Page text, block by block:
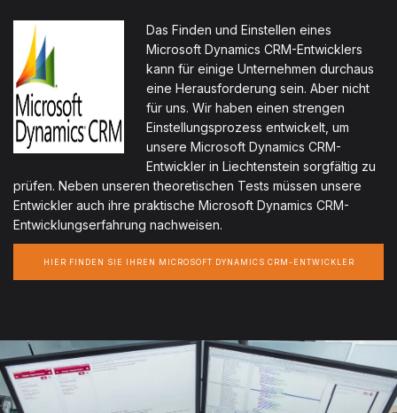
Das Finden und Einstellen eines
Microsoft Dynamics CRM-Entwicklers
kann für einige Unternehmen durchaus
eine Herausforderung sein. Aber nicht
für uns. Wir haben einen strengen
Einstellungsprozess entwickelt, um
unsere Microsoft Dynamics CRM-
Entwickler in Liechtenstein sorgfältig zu
prüfen. Neben unseren theoretischen Tests müssen unsere
Entwickler auch ihre praktische Microsoft Dynamics CRM-
Entwicklungserfahrung nachweisen.
HIER FINDEN SIE IHREN MICROSOFT DYNAMICS CRM-ENTWICKLER